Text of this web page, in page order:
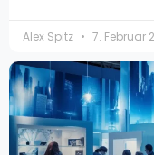
Alex Spitz 7. Februar